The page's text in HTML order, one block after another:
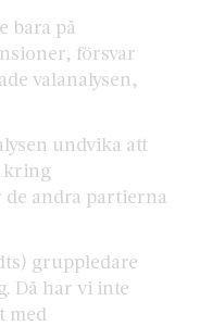
bara på
försvar
valanalysen,
undvika att
kring
andra partierna
gruppledare
Då har vi inte
med